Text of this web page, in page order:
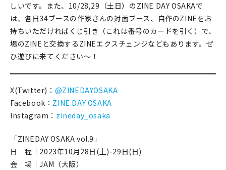
しいです。また、10/28,29（土日）のZINE DAY OSAKAで
は、各日34ブースの作家さんの対面ブース、自作のZINEをお
持ちいただければくじ引き（これは番号のカードを引く）で、
場のZINEと交換するZINEエクスチェンジなどもあります。ぜ
ひ遊びに来てください〜！
X(Twitter)： @ZINEDAYOSAKA
Facebook： ZINE DAY OSAKA
Instagram： zineday_osaka
「ZINEDAY OSAKA vol.9」
日 程｜2023年10月28日(土)-29日(日)
会 場｜JAM（大阪）